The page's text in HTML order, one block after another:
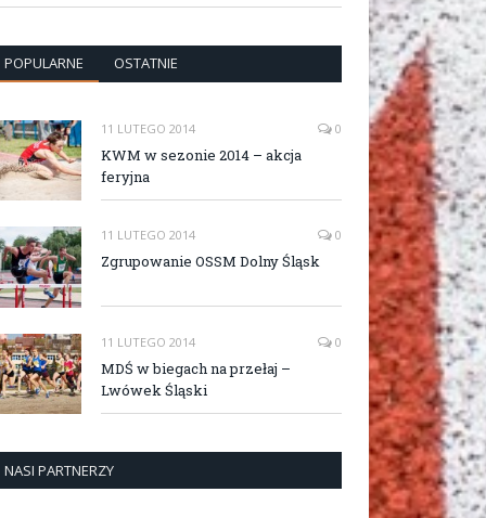
POPULARNE OSTATNIE
11 LUTEGO 2014 0
KWM w sezonie 2014 – akcja
feryjna
11 LUTEGO 2014 0
Zgrupowanie OSSM Dolny Śląsk
11 LUTEGO 2014 0
MDŚ w biegach na przełaj –
Lwówek Śląski
NASI PARTNERZY